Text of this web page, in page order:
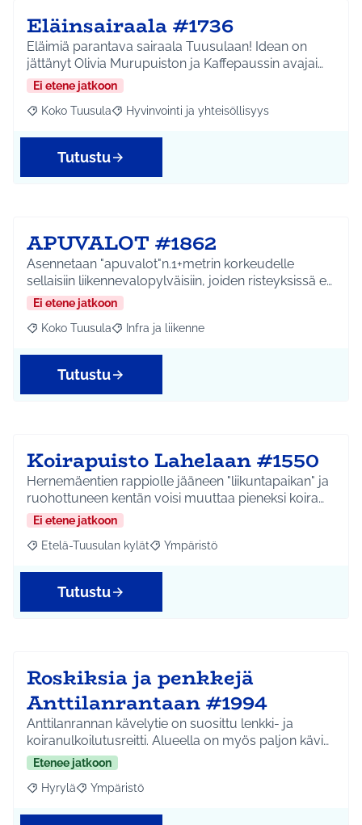
Eläinsairaala #1736
Eläimiä parantava sairaala Tuusulaan! Idean on
jättänyt Olivia Murupuiston ja Kaffepaussin avajai…
Ei etene jatkoon
Rajaa tulokset aihepiirin mukaan: Koko Tuusula
Koko Tuusula Rajaa tulokset teeman mukaan: Hyvinvointi ja
Hyvinvointi ja yhteisöllisyys
Tutustu
APUVALOT #1862
Asennetaan "apuvalot"n.1+metrin korkeudelle
sellaisiin liikennevalopylväisiin, joiden risteyksissä e…
Ei etene jatkoon
Rajaa tulokset aihepiirin mukaan: Koko Tuusula
Koko Tuusula Rajaa tulokset teeman mukaan: Infra ja liikenne
Infra ja liikenne
Tutustu
Koirapuisto Lahelaan #1550
Hernemäentien rappiolle jääneen "liikuntapaikan" ja
ruohottuneen kentän voisi muuttaa pieneksi koira…
Ei etene jatkoon
Rajaa tulokset aihepiirin mukaan: Etelä-Tuusulan kylät
Etelä-Tuusulan kylät Rajaa tulokset teeman mukaan:
Ympäristö
Tutustu
Roskiksia ja penkkejä
Anttilanrantaan #1994
Anttilanrannan kävelytie on suosittu lenkki- ja
koiranulkoilutusreitti. Alueella on myös paljon kävi…
Etenee jatkoon
Rajaa tulokset aihepiirin mukaan: Hyrylä
Hyrylä Rajaa tulokset teeman mukaan: Ympäristö
Ympäristö